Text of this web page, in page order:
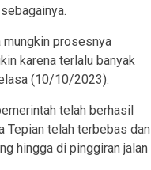
mungkin prosesnya
karena terlalu banyak
(10/10/2023).
telah berhasil
Tepian telah terbebas dan
hingga di pinggiran jalan